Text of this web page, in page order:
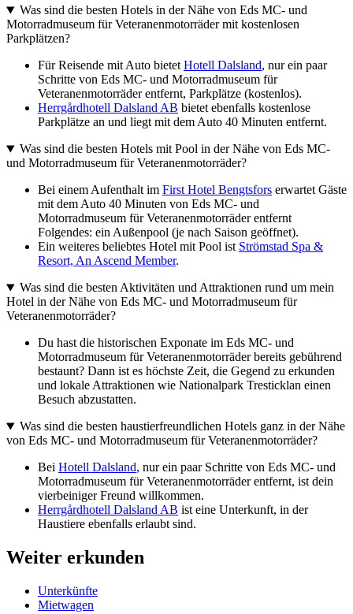
Was sind die besten Hotels in der Nähe von Eds MC- und
Motorradmuseum für Veteranenmotorräder mit kostenlosen
Parkplätzen?
Für Reisende mit Auto bietet Hotell Dalsland, nur ein paar
Schritte von Eds MC- und Motorradmuseum für
Veteranenmotorräder entfernt, Parkplätze (kostenlos).
Herrgårdhotell Dalsland AB bietet ebenfalls kostenlose
Parkplätze an und liegt mit dem Auto 40 Minuten entfernt.
Was sind die besten Hotels mit Pool in der Nähe von Eds MC-
und Motorradmuseum für Veteranenmotorräder?
Bei einem Aufenthalt im First Hotel Bengtsfors erwartet Gäste
mit dem Auto 40 Minuten von Eds MC- und
Motorradmuseum für Veteranenmotorräder entfernt
Folgendes: ein Außenpool (je nach Saison geöffnet).
Ein weiteres beliebtes Hotel mit Pool ist Strömstad Spa &
Resort, An Ascend Member.
Was sind die besten Aktivitäten und Attraktionen rund um mein
Hotel in der Nähe von Eds MC- und Motorradmuseum für
Veteranenmotorräder?
Du hast die historischen Exponate im Eds MC- und
Motorradmuseum für Veteranenmotorräder bereits gebührend
bestaunt? Dann ist es höchste Zeit, die Gegend zu erkunden
und lokale Attraktionen wie Nationalpark Tresticklan einen
Besuch abzustatten.
Was sind die besten haustierfreundlichen Hotels ganz in der Nähe
von Eds MC- und Motorradmuseum für Veteranenmotorräder?
Bei Hotell Dalsland, nur ein paar Schritte von Eds MC- und
Motorradmuseum für Veteranenmotorräder entfernt, ist dein
vierbeiniger Freund willkommen.
Herrgårdhotell Dalsland AB ist eine Unterkunft, in der
Haustiere ebenfalls erlaubt sind.
Weiter erkunden
Unterkünfte
Mietwagen